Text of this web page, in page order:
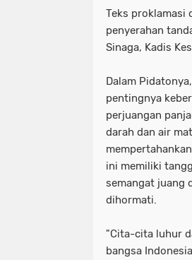
Teks proklamasi
penyerahan
Sinaga, Kadis
Dalam
pentingnya
perjuangan
darah dan air
ini memiliki
semangat juang
dihormati.
"Cita-cita luhur
bangsa